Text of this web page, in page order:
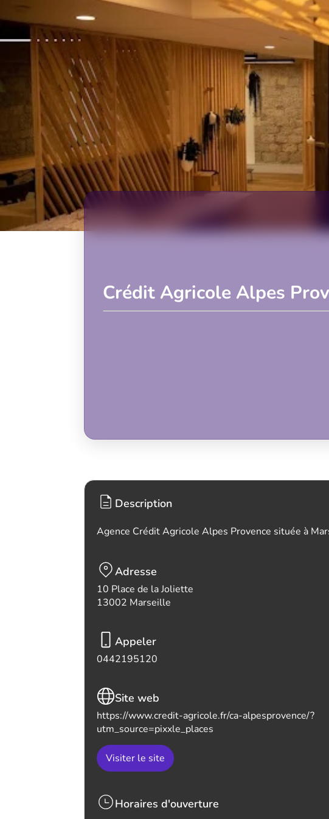
Crédit Agricole Alpes
Description
Agence Crédit Agricole Alpes Provence située à
Adresse
10 Place de la Joliette
13002 Marseille
Appeler
0442195120
Site web
https://www.credit-agricole.fr/ca-alpesprovence/?
utm_source=pixxle_places
Visiter le site
Horaires d'ouverture